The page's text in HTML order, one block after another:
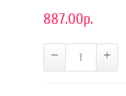
887.00р.